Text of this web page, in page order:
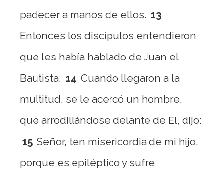
padecer a manos de ellos. 13
Entonces los discípulos entendieron
que les había hablado de Juan el
Bautista. 14 Cuando llegaron a la
multitud, se le acercó un hombre,
que arrodillándose delante de El, dijo:
15 Señor, ten misericordia de mi hijo,
porque es epiléptico y sufre